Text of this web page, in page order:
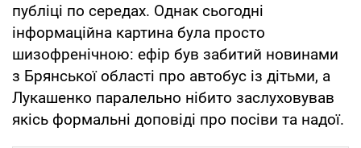
публіці по середах. Однак сьогодні
інформаційна картина була просто
шизофренічною: ефір був забитий новинами
з Брянської області про автобус із дітьми, а
Лукашенко паралельно нібито заслуховував
якісь формальні доповіді про посіви та надої.